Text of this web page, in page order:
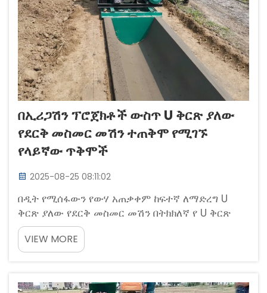
በኢሪጋሽን ፕሮጀክቶች ውስጥ U ቅርጽ ያለው
የደርቅ መስመር መሽን ተጠቅሞ የሚገኙ
የላይኛው ጥቅሞች
2025-08-25 08:11:02
በዲት የሚሰፋውን የውሃ አጠቃቀም ከፍተኛ ለማድረግ U
ቅርጽ ያለው የደርቅ መስመር መሽን በትክክለኛ የ U ቅርጽ
መስመሮች የሚከሰተውን የውሃ ክፍያ ማ rid rid የ USDA በ
2023 የተሰጠው ጥናት የሚያሳየው የ U ቅርጽ የደርቅ
መስመሮች በተመሳሳይ ሁኔታ ውስጥ የውሃ መጥፋትን በ 90
VIEW MORE